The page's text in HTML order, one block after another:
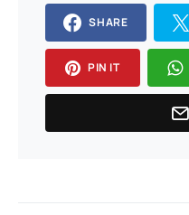
SHARE
PIN IT